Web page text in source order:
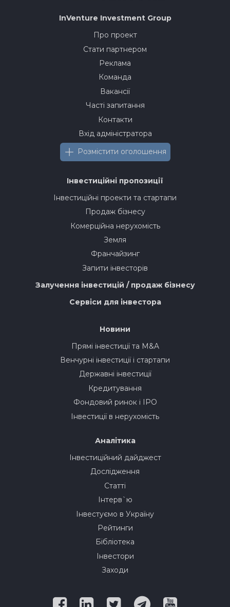
InVenture Investment Group
Про проект
Стати партнером
Реклама
Команда
Вакансії
Часті запитання
Контакти
Вхід адміністратора
Розмістити оголошення
Інвестиційні пропозиції
Інвестиційні проекти та стартапи
Продаж бізнесу
Комерційна нерухомість
Земля
Франчайзинг
Запити інвесторів
Залучення інвестицій / продаж бізнесу
Сервіси для інвестора
Новини
Прямі інвестиції та M&A
Венчурні інвестиції і стартапи
Державні інвестиції
Кредитування
Фондовий ринок і IPO
Інвестиції в нерухомість
Аналітика
Інвестиційний дайджест
Дослідження
Статті
Інтерв`ю
Інвестуємо в Україну
Рейтинги
Бібліотека
Інвестори
Заходи